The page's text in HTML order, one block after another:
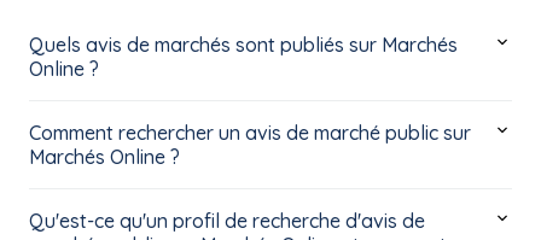
Quels avis de marchés sont publiés sur Marchés
Online ?
Comment rechercher un avis de marché public sur
Marchés Online ?
Qu'est-ce qu'un profil de recherche d'avis de